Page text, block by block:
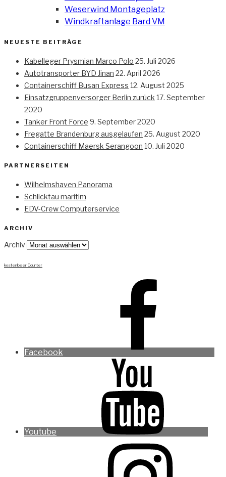
Weserwind Montageplatz
Windkraftanlage Bard VM
NEUESTE BEITRÄGE
Kabelleger Prysmian Marco Polo 25. Juli 2026
Autotransporter BYD Jinan 22. April 2026
Containerschiff Busan Express 12. August 2025
Einsatzgruppenversorger Berlin zurück 17. September
2020
Tanker Front Force 9. September 2020
Fregatte Brandenburg ausgelaufen 25. August 2020
Containerschiff Maersk Serangoon 10. Juli 2020
PARTNERSEITEN
Wilhelmshaven Panorama
Schlicktau maritim
EDV-Crew Computerservice
ARCHIV
Archiv
kostenloser Counter
Facebook
Youtube